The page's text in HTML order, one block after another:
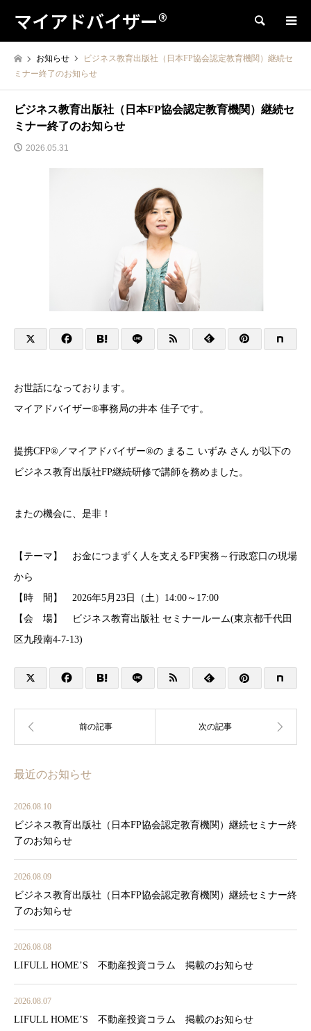
マイアドバイザー® 検索
お知らせ
ビジネス教育出版社（日本FP協会認定教育機関）継続セ
ミナー終了のお知らせ
ビジネス教育出版社（日本FP協会認定教育機関）継続セ
ミナー終了のお知らせ
2026.05.31
お世話になっております。
マイアドバイザー®事務局の井本 佳子です。
提携CFP®／マイアドバイザー®の まるこ いずみ さん が以下の
ビジネス教育出版社FP継続研修で講師を務めました。
またの機会に、是非！
【テーマ】 お金につまずく人を支えるFP実務～行政窓口の現場
から
【時 間】 2026年5月23日（土）14:00～17:00
【会 場】 ビジネス教育出版社 セミナールーム(東京都千代田
区九段南4-7-13)
最近のお知らせ
2026.08.10
ビジネス教育出版社（日本FP協会認定教育機関）継続セミナー終
了のお知らせ
2026.08.09
ビジネス教育出版社（日本FP協会認定教育機関）継続セミナー終
了のお知らせ
2026.08.08
LIFULL HOME’S 不動産投資コラム 掲載のお知らせ
2026.08.07
LIFULL HOME’S 不動産投資コラム 掲載のお知らせ